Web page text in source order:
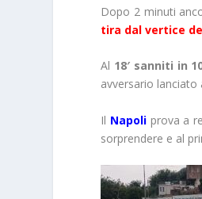
Dopo 2 minuti
tira dal vertice
Al 18′ sanniti in
avversario lanciato
Il Napoliprova a
sorprendere e al